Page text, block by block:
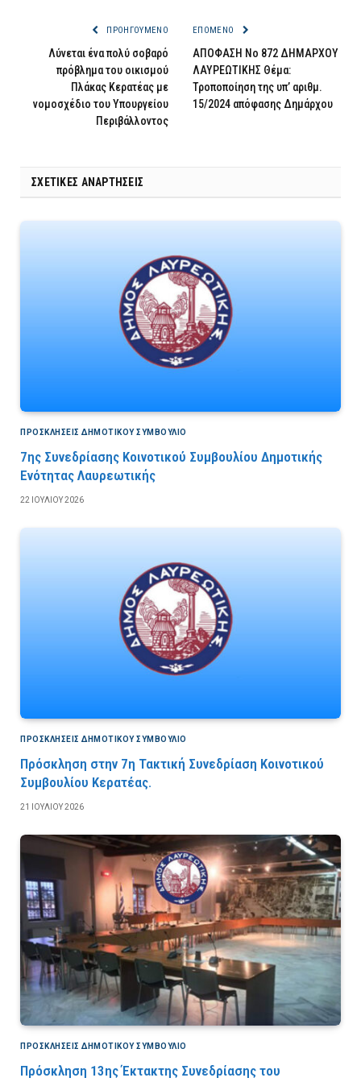
ΠΡΟΗΓΟΎΜΕΝΟ
Λύνεται ένα πολύ σοβαρό
πρόβλημα του οικισμού
Πλάκας Κερατέας με
νομοσχέδιο του Υπουργείου
Περιβάλλοντος
ΕΠΌΜΕΝΟ
ΑΠΟΦΑΣΗ Νο 872 ΔΗΜΑΡΧΟΥ
ΛΑΥΡΕΩΤΙΚΗΣ Θέμα:
Τροποποίηση της υπ’ αριθμ.
15/2024 απόφασης Δημάρχου
ΣΧΕΤΙΚΈΣ ΑΝΑΡΤΉΣΕΙΣ
ΠΡΟΣΚΛΉΣΕΙΣ ΔΗΜΟΤΙΚΟΎ ΣΥΜΒΟΎΛΙΟ
7ης Συνεδρίασης Κοινοτικού Συμβουλίου Δημοτικής
Ενότητας Λαυρεωτικής
22 ΙΟΥΛΊΟΥ 2026
ΠΡΟΣΚΛΉΣΕΙΣ ΔΗΜΟΤΙΚΟΎ ΣΥΜΒΟΎΛΙΟ
Πρόσκληση στην 7η Τακτική Συνεδρίαση Κοινοτικού
Συμβουλίου Κερατέας.
21 ΙΟΥΛΊΟΥ 2026
ΠΡΟΣΚΛΉΣΕΙΣ ΔΗΜΟΤΙΚΟΎ ΣΥΜΒΟΎΛΙΟ
Πρόσκληση 13ης Έκτακτης Συνεδρίασης του